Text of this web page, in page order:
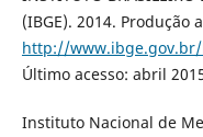
(IBGE). 2014.
http://
Último acesso: abril
Instituto Nacional de